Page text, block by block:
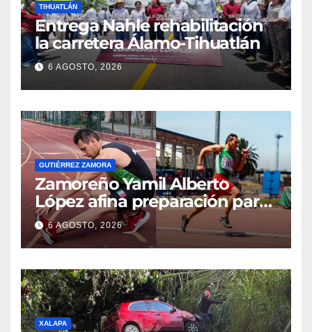
TIHUATLÁN
Entrega Nahle rehabilitación
la carretera Álamo-Tihuatlán
6 AGOSTO, 2026
GUTIÉRREZ ZAMORA
Zamoreño Yamil Alberto
López afina preparación para
participar en el Mundial
Máster de Atletismo en Corea
del Sur
6 AGOSTO, 2026
XALAPA